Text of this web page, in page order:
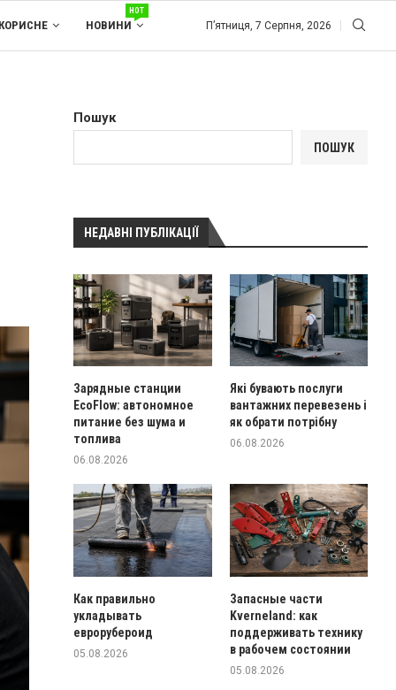
НОВИНИ
HOT
П’ятниця, 7 Серпня, 2026
Пошук
ПОШУК
НЕДАВНІ ПУБЛІКАЦІЇ
Зарядные станции
EcoFlow: автономное
питание без шума и
топлива
06.08.2026
Які бувають послуги
вантажних перевезень і
як обрати потрібну
06.08.2026
Как правильно
укладывать
еврорубероид
05.08.2026
Запасные части
Kverneland: как
поддерживать технику
в рабочем состоянии
05.08.2026